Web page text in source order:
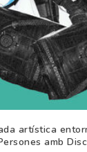
artística
amb